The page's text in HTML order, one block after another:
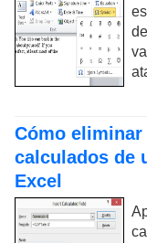
Cómo
calculados de
Excel